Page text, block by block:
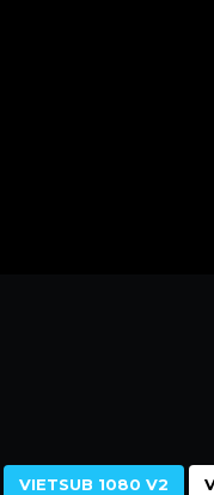
VIETSUB 1080 V2